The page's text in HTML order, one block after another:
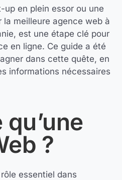
en plein essor ou une
meilleure agence web à
est une étape clé pour
en ligne. Ce guide a été
dans cette quête, en
informations nécessaires
qu’une
?
essentiel dans